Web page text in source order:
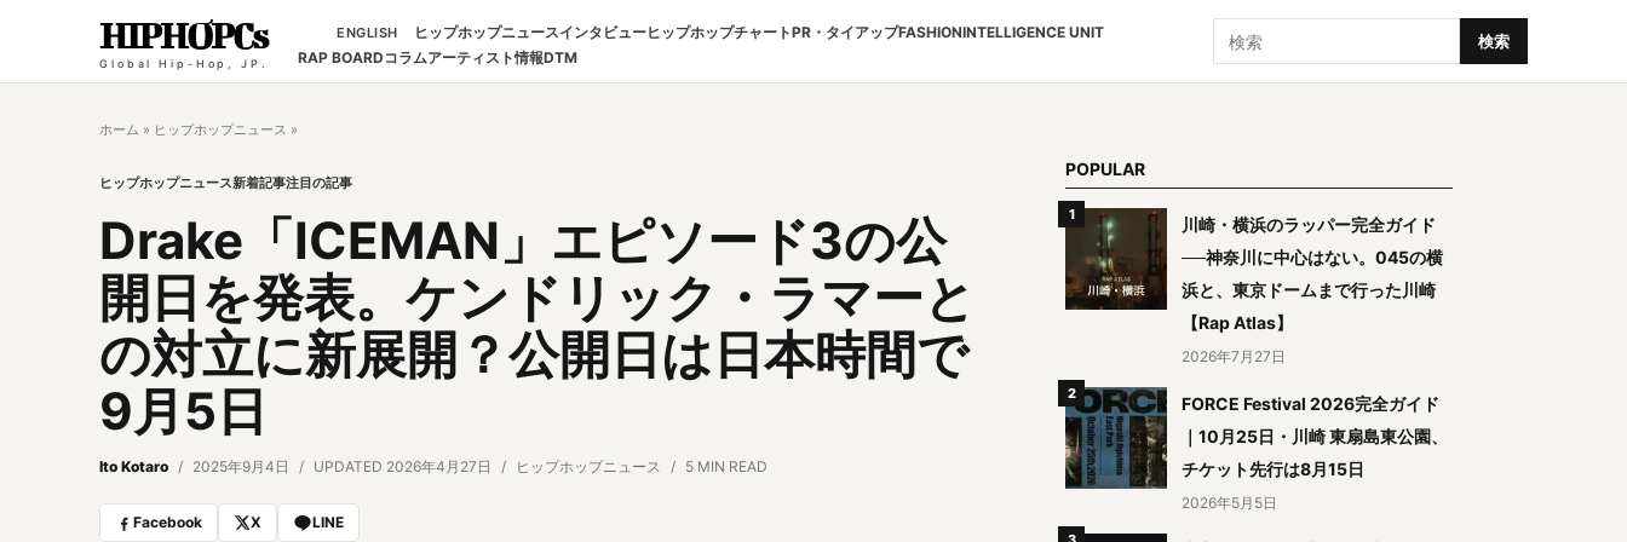
HIPHOPCs
Global Hip-Hop, JP.
ENGLISH ヒップホップニュースインタビューヒップホップチャートPR・タイアップFASHIONINTELLIGENCE UNIT
RAP BOARDコラムアーティスト情報DTM
検索 検索
ホーム » ヒップホップニュース »
ヒップホップニュース新着記事注目の記事
Drake「ICEMAN」エピソード3の公
開日を発表。ケンドリック・ラマーと
の対立に新展開？公開日は日本時間で
9月5日
Ito Kotaro 2025年9月4日 UPDATED 2026年4月27日 ヒップホップニュース 5 MIN READ
Facebook X LINE
POPULAR
川崎・横浜のラッパー完全ガイド
──神奈川に中心はない。045の横
浜と、東京ドームまで行った川崎
【Rap Atlas】
2026年7月27日
FORCE Festival 2026完全ガイド
｜10月25日・川崎 東扇島東公園、
チケット先行は8月15日
2026年5月5日